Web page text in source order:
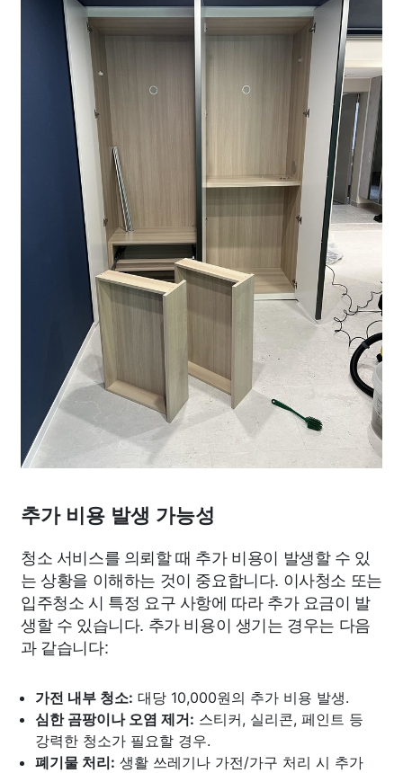
추가 비용 발생 가능성
청소 서비스를 의뢰할 때 추가 비용이 발생할 수 있
는 상황을 이해하는 것이 중요합니다. 이사청소 또는
입주청소 시 특정 요구 사항에 따라 추가 요금이 발
생할 수 있습니다. 추가 비용이 생기는 경우는 다음
과 같습니다:
가전 내부 청소: 대당 10,000원의 추가 비용 발생.
심한 곰팡이나 오염 제거: 스티커, 실리콘, 페인트 등
강력한 청소가 필요할 경우.
폐기물 처리: 생활 쓰레기나 가전/가구 처리 시 추가